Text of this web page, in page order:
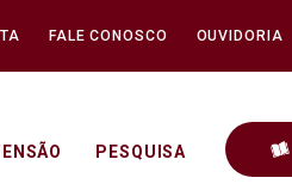
FALE CONOSCO OUVIDORIA
PESQUISA